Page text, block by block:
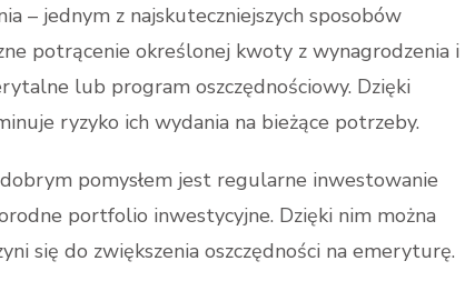
– jednym z najskuteczniejszych sposobów
potrącenie określonej kwoty z wynagrodzenia i
lub program oszczędnościowy. Dzięki
ryzyko ich wydania na bieżące potrzeby.
pomysłem jest regularne inwestowanie
portfolio inwestycyjne. Dzięki nim można
się do zwiększenia oszczędności na emeryturę.